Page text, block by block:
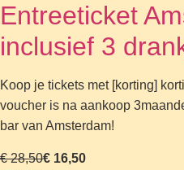
Entreeticket
inclusief 3
Koop je tickets met [korting]
voucher is na aankoop
bar van Amsterdam!
€ 28,50€ 16,50